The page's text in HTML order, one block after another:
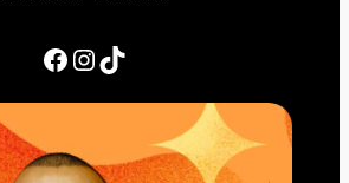
Facebook InstagramTikTok